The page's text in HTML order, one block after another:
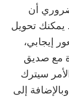
أن
يمكنك تحويل
إيجابي،
مع صديق
سيترك
إلى